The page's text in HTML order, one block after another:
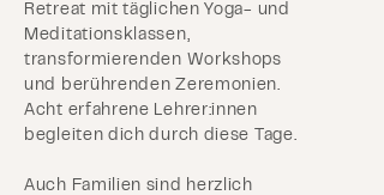
Retreat mit täglichen Yoga- und
Meditationsklassen,
transformierenden Workshops
und berührenden Zeremonien.
Acht erfahrene Lehrer:innen
begleiten dich durch diese Tage.
Auch Familien sind herzlich